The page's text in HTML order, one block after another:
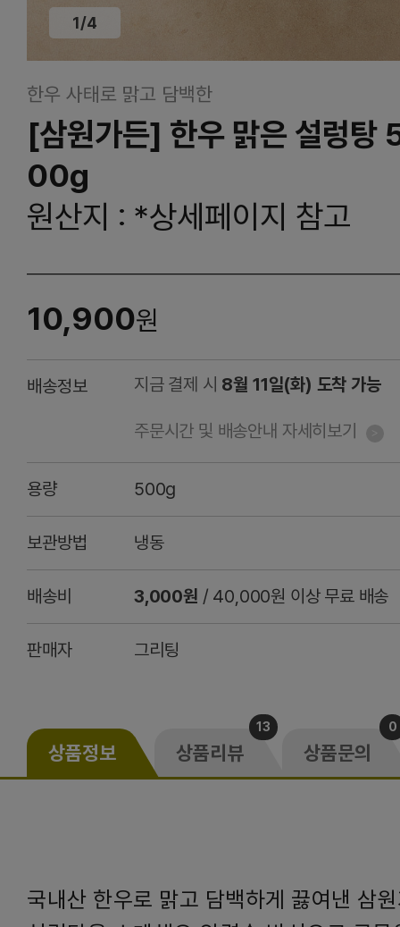
1/4
한우 사태로 맑고 담백한
[삼원가든] 한우 맑은 설렁탕
00g
원산지 : *상세페이지 참고
10,900원
배송정보 지금 결제 시 8월 11일(화) 도착 가능
주문시간 및 배송안내 자세히보기
용량 500g
보관방법 냉동
배송비 3,000원 / 40,000원 이상 무료 배송
판매자 그리팅
상품정보 상품리뷰
13
상품문의
0
국내산 한우로 맑고 담백하게 끓여낸 삼